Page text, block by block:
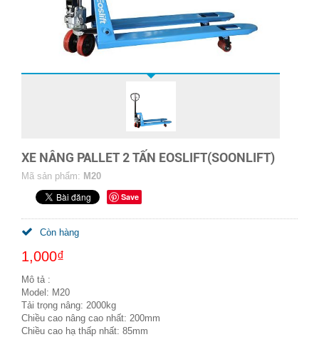
XE NÂNG PALLET 2 TẤN EOSLIFT(SOONLIFT)
Mã sản phẩm: M20
Save
Còn hàng
1,000₫
Mô tả :
Model: M20
Tải trọng nâng: 2000kg
Chiều cao nâng cao nhất: 200mm
Chiều cao hạ thấp nhất: 85mm